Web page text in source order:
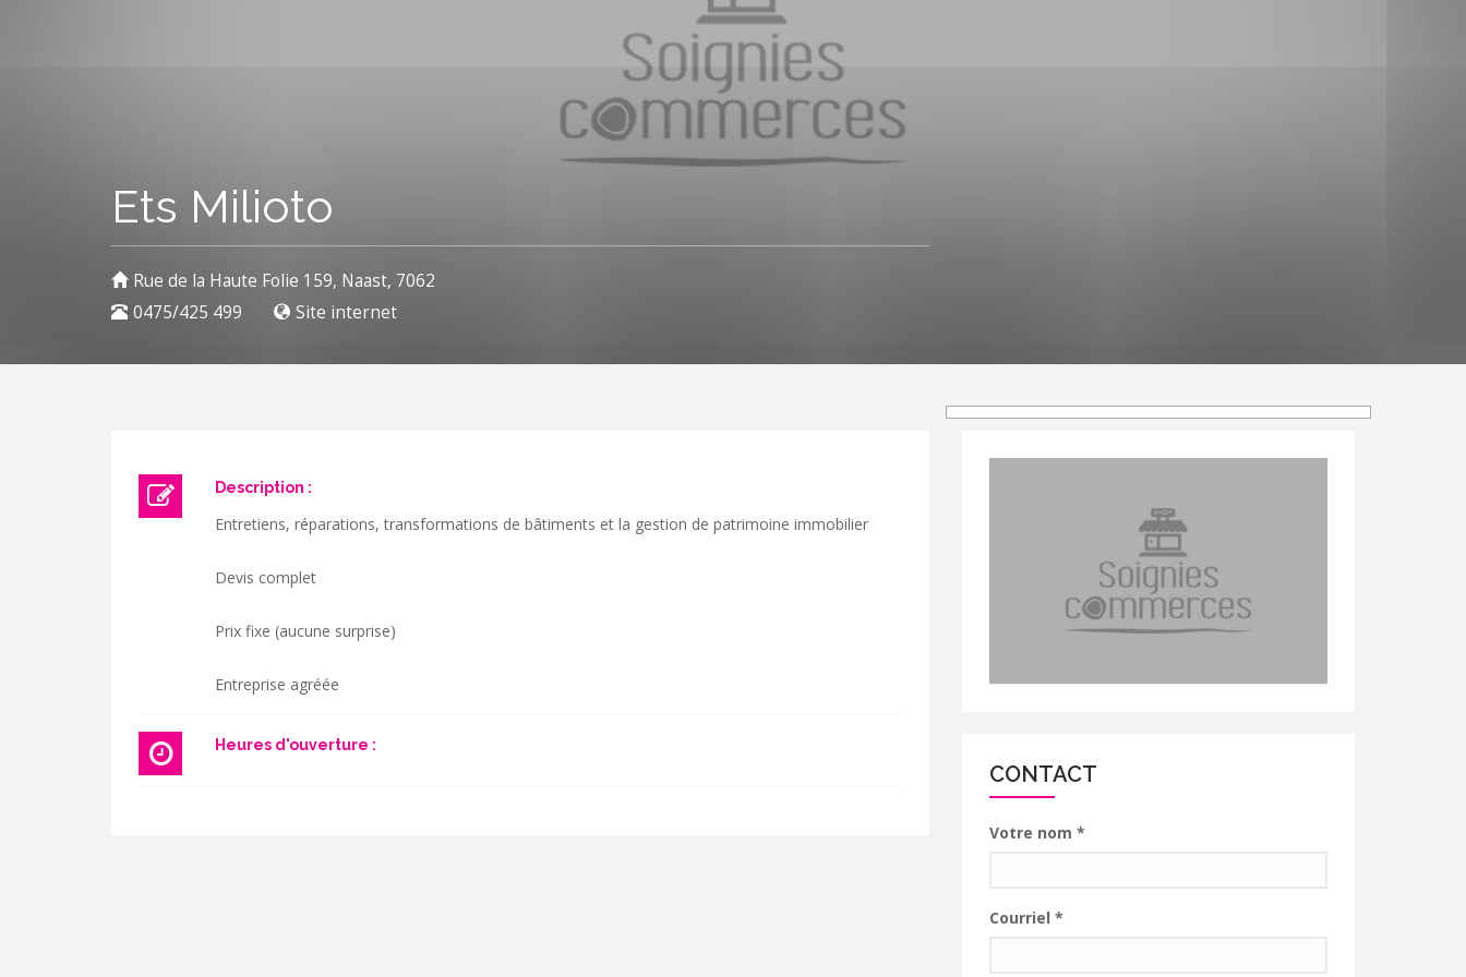
Ets Milioto
Rue de la Haute Folie 159, Naast, 7062
0475/425 499
Site internet
Description :
Entretiens, réparations, transformations de bâtiments et la gestion de patrimoine immobilier
Devis complet
Prix fixe (aucune surprise)
Entreprise agréée
Heures d'ouverture :
CONTACT
Votre nom *
Courriel *